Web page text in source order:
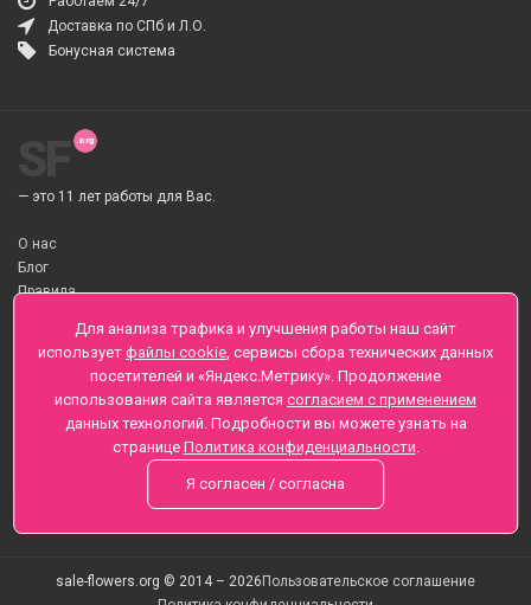
Доставка по СПб и Л.О.
Бонусная система
— это 11 лет работы для Вас.
О нас
Блог
Правила
О Доставке цветов
Оплата
Телеграмм
Санкт-Петербург ул. Заозерная д.6 , Лиговский пр., 65
+7 (812) 425-01-16
Вопросы? Звоните круглосуточно, без выходных
sale-flowers.org © 2014 – 2026 Пользовательское соглашение
Для анализа трафика и улучшения работы наш сайт
использует файлы cookie, сервисы сбора технических данных
посетителей и «Яндекс.Метрику». Продолжение
использования сайта является согласием с применением
данных технологий. Подробности вы можете узнать на
странице Политика конфиденциальности.
Я согласен / согласна